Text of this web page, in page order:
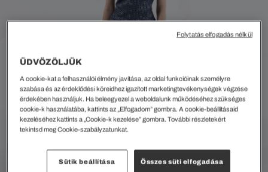
ÜDVÖZÖLJÜK
A cookie-kat a felhasználói élmény javítása, az oldal funkcióinak személyre
szabása és az érdeklődési köreidhez igazított marketingtevékenységek végzése
érdekében használjuk. Ha beleegyezel a weboldalunk működéséhez szükséges
cookie-k használatába, kattints az „Elfogadom” gombra. A cookie-beállításaid
kezeléséhez kattints a „Cookie-k kezelése” gombra. További részletekért
tekintsd meg Cookie-szabályzatunkat.
Sütik beállítása Összes süti elfogadása
Folytatás elfogadás nélkül